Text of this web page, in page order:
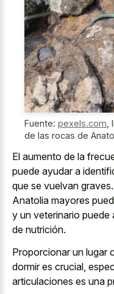
Fuente: pexels.com
de las rocas de
El aumento de la
puede ayudar a
que se vuelvan
Anatolia mayores
y un veterinario puede
de nutrición.
Proporcionar un lugar
dormir es crucial,
articulaciones es una